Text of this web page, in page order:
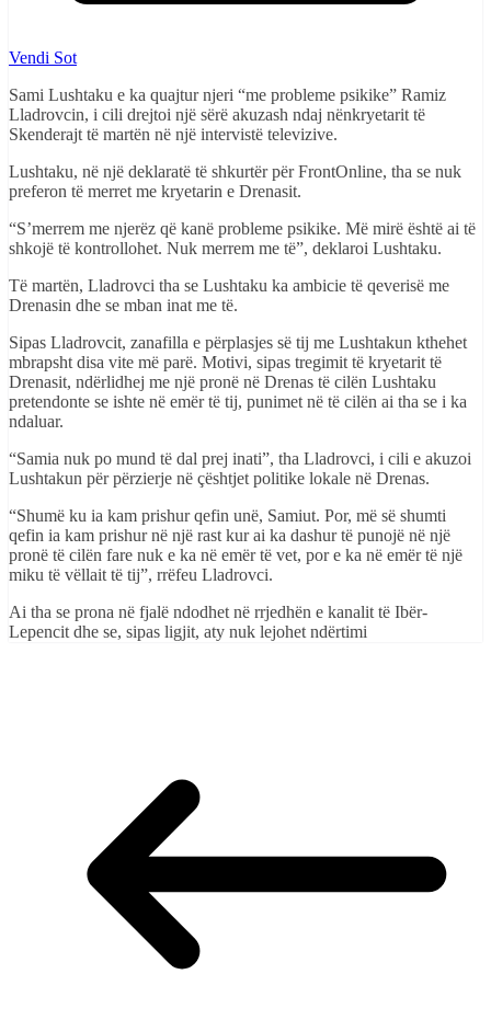
Vendi Sot
Sami Lushtaku e ka quajtur njeri “me probleme psikike” Ramiz
Lladrovcin, i cili drejtoi një sërë akuzash ndaj nënkryetarit të
Skenderajt të martën në një intervistë televizive.
Lushtaku, në një deklaratë të shkurtër për FrontOnline, tha se nuk
preferon të merret me kryetarin e Drenasit.
“S’merrem me njerëz që kanë probleme psikike. Më mirë është ai të
shkojë të kontrollohet. Nuk merrem me të”, deklaroi Lushtaku.
Të martën, Lladrovci tha se Lushtaku ka ambicie të qeverisë me
Drenasin dhe se mban inat me të.
Sipas Lladrovcit, zanafilla e përplasjes së tij me Lushtakun kthehet
mbrapsht disa vite më parë. Motivi, sipas tregimit të kryetarit të
Drenasit, ndërlidhej me një pronë në Drenas të cilën Lushtaku
pretendonte se ishte në emër të tij, punimet në të cilën ai tha se i ka
ndaluar.
“Samia nuk po mund të dal prej inati”, tha Lladrovci, i cili e akuzoi
Lushtakun për përzierje në çështjet politike lokale në Drenas.
“Shumë ku ia kam prishur qefin unë, Samiut. Por, më së shumti
qefin ia kam prishur në një rast kur ai ka dashur të punojë në një
pronë të cilën fare nuk e ka në emër të vet, por e ka në emër të një
miku të vëllait të tij”, rrëfeu Lladrovci.
Ai tha se prona në fjalë ndodhet në rrjedhën e kanalit të Ibër-
Lepencit dhe se, sipas ligjit, aty nuk lejohet ndërtimi